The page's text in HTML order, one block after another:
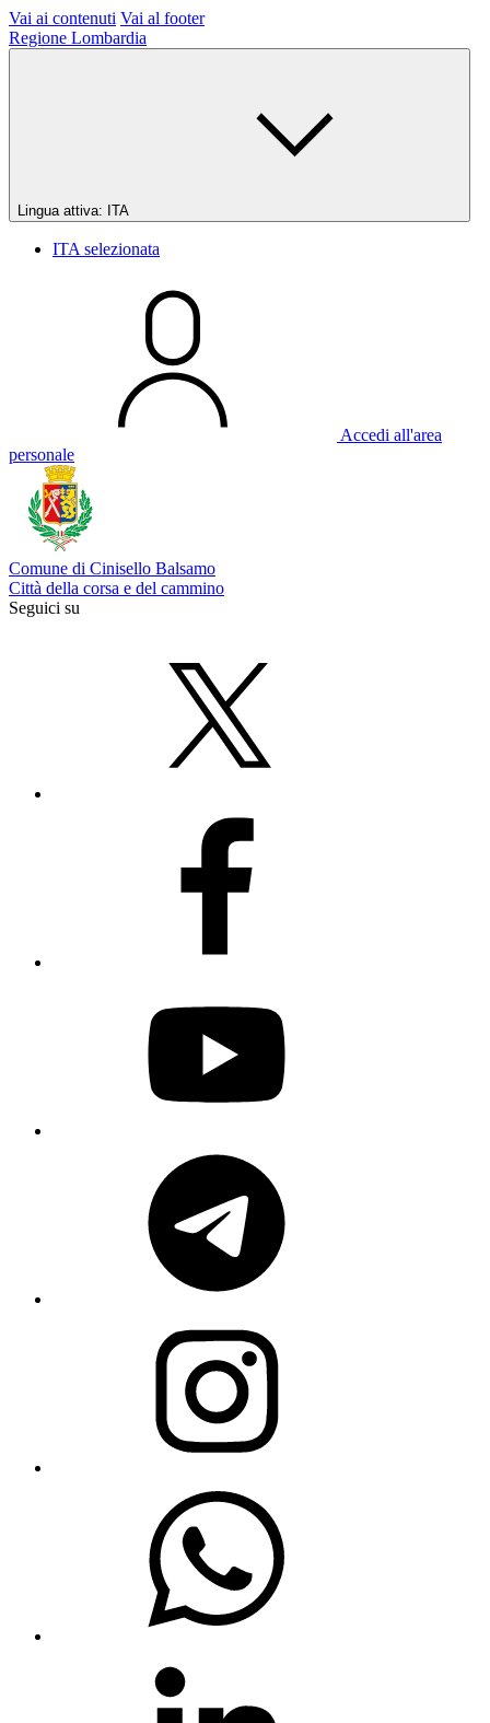
Vai ai contenuti Vai al footer
Regione Lombardia
Lingua attiva: ITA
ITA selezionata
Accedi all'area
personale
Comune di Cinisello Balsamo
Città della corsa e del cammino
Seguici su